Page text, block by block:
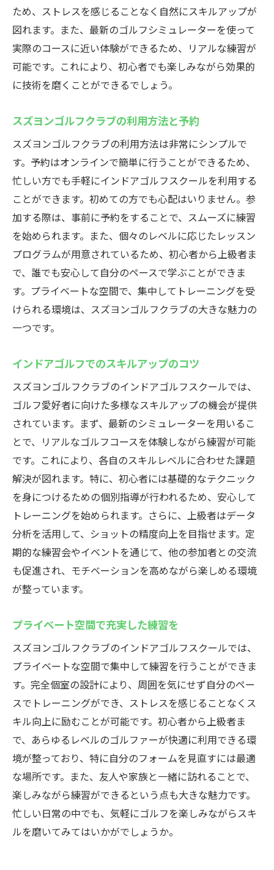
高崎市の忙しいビジネスパーソンにおすす
め
個室で集中！スズヨンゴルフクラブのインドア
ゴルフスクール
個室利用のメリットと魅力
集中力を高める個室空間の活用法
プライバシーを重視した練習スタイル
他人の目を気にしない練習環境
個別練習でスキルアップを図る方法
プロが教える！スズヨンゴルフクラブでスキル
アップ
プロインストラクターによる指導の価値
プロから学ぶゴルフの基本
スキルアップを目指すための個別指導
プロの視点からのアドバイス
最新シミュレーターでリアルなゴルフ体験を
最新シミュレーター技術の革新
リアルなゴルフ体験を可能にする設備
シミュレーターで再現する実際のコース
技術向上に役立つシミュレーターの使い方
初心者も楽しめるシミュレーター体験
スズヨンゴルフクラブの先進的なシミュレ
ーター
ため、ストレスを感じることなく自然にスキルアップが
図れます。また、最新のゴルフシミュレーターを使って
実際のコースに近い体験ができるため、リアルな練習が
可能です。これにより、初心者でも楽しみながら効果的
に技術を磨くことができるでしょう。
スズヨンゴルフクラブの利用方法と予約
スズヨンゴルフクラブの利用方法は非常にシンプルで
す。予約はオンラインで簡単に行うことができるため、
忙しい方でも手軽にインドアゴルフスクールを利用する
ことができます。初めての方でも心配はいりません。参
加する際は、事前に予約をすることで、スムーズに練習
を始められます。また、個々のレベルに応じたレッスン
プログラムが用意されているため、初心者から上級者ま
で、誰でも安心して自分のペースで学ぶことができま
す。プライベートな空間で、集中してトレーニングを受
けられる環境は、スズヨンゴルフクラブの大きな魅力の
一つです。
インドアゴルフでのスキルアップのコツ
スズヨンゴルフクラブのインドアゴルフスクールでは、
ゴルフ愛好者に向けた多様なスキルアップの機会が提供
されています。まず、最新のシミュレーターを用いるこ
とで、リアルなゴルフコースを体験しながら練習が可能
です。これにより、各自のスキルレベルに合わせた課題
解決が図れます。特に、初心者には基礎的なテクニック
を身につけるための個別指導が行われるため、安心して
トレーニングを始められます。さらに、上級者はデータ
分析を活用して、ショットの精度向上を目指せます。定
期的な練習会やイベントを通じて、他の参加者との交流
も促進され、モチベーションを高めながら楽しめる環境
が整っています。
プライベート空間で充実した練習を
スズヨンゴルフクラブのインドアゴルフスクールでは、
プライベートな空間で集中して練習を行うことができま
す。完全個室の設計により、周囲を気にせず自分のペー
スでトレーニングができ、ストレスを感じることなくス
キル向上に励むことが可能です。初心者から上級者ま
で、あらゆるレベルのゴルファーが快適に利用できる環
境が整っており、特に自分のフォームを見直すには最適
な場所です。また、友人や家族と一緒に訪れることで、
楽しみながら練習ができるという点も大きな魅力です。
忙しい日常の中でも、気軽にゴルフを楽しみながらスキ
ルを磨いてみてはいかがでしょうか。